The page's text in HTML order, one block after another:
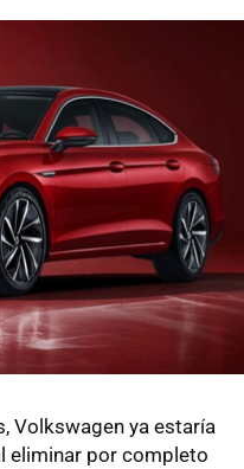
Volkswagen ya estaría
eliminar por completo